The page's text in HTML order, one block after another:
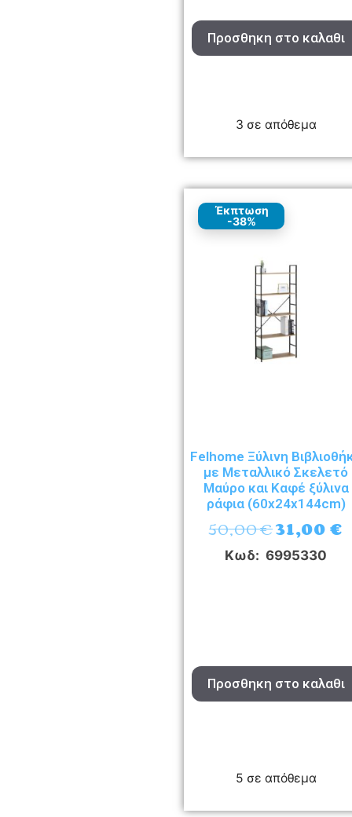
Προσθηκη στο καλαθι
3 σε απόθεμα
Έκπτωση
-38%
Felhome Ξύλινη
με Μεταλλικό Σκελετό
Μαύρο και Καφέ ξύλινα
ράφια (60x24x144cm)
50,00€31,00€
Κωδ: 6995330
Προσθηκη στο καλαθι
5 σε απόθεμα